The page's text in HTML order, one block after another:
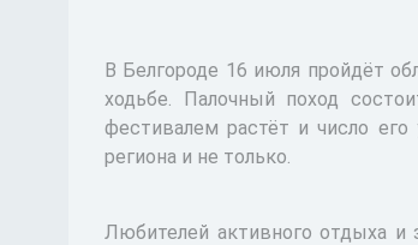
В Белгороде 16 июля пройдёт
ходьбе. Палочный поход
фестивалем растёт и число
региона и не только.
Любителей активного отдыха и